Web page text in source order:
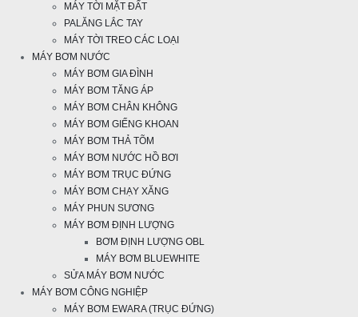
MÁY TỜI MẶT ĐẤT
PALĂNG LẮC TAY
MÁY TỜI TREO CÁC LOẠI
MÁY BƠM NƯỚC
MÁY BƠM GIA ĐÌNH
MÁY BƠM TĂNG ÁP
MÁY BƠM CHÂN KHÔNG
MÁY BƠM GIẾNG KHOAN
MÁY BƠM THẢ TÕM
MÁY BƠM NƯỚC HỒ BƠI
MÁY BƠM TRỤC ĐỨNG
MÁY BƠM CHẠY XĂNG
MÁY PHUN SƯƠNG
MÁY BƠM ĐỊNH LƯỢNG
BƠM ĐỊNH LƯỢNG OBL
MÁY BƠM BLUEWHITE
SỬA MÁY BƠM NƯỚC
MÁY BƠM CÔNG NGHIỆP
MÁY BƠM EWARA (TRỤC ĐỨNG)